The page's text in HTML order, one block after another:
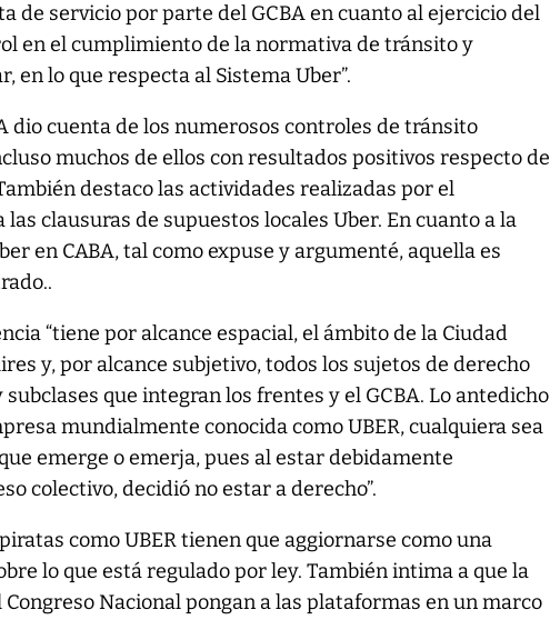
de servicio por parte del GCBA en cuanto al ejercicio del
en el cumplimiento de la normativa de tránsito y
en lo que respecta al Sistema Uber”.
dio cuenta de los numerosos controles de tránsito
muchos de ellos con resultados positivos respecto de
destaco las actividades realizadas por el
clausuras de supuestos locales Uber. En cuanto a la
en CABA, tal como expuse y argumenté, aquella es
“tiene por alcance espacial, el ámbito de la Ciudad
y, por alcance subjetivo, todos los sujetos de derecho
que integran los frentes y el GCBA. Lo antedicho
mundialmente conocida como UBER, cualquiera sea
emerge o emerja, pues al estar debidamente
colectivo, decidió no estar a derecho”.
como UBER tienen que aggiornarse como una
lo que está regulado por ley. También intima a que la
Nacional pongan a las plataformas en un marco